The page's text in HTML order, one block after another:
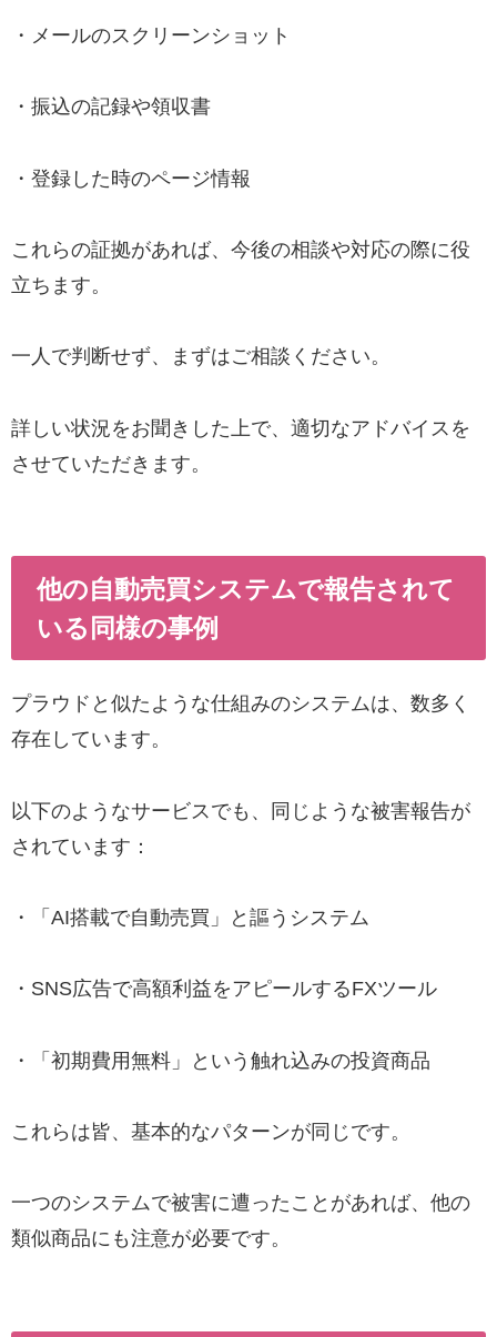
・メールのスクリーンショット
・振込の記録や領収書
・登録した時のページ情報
これらの証拠があれば、今後の相談や対応の際に役
立ちます。
一人で判断せず、まずはご相談ください。
詳しい状況をお聞きした上で、適切なアドバイスを
させていただきます。
他の自動売買システムで報告されて
いる同様の事例
プラウドと似たような仕組みのシステムは、数多く
存在しています。
以下のようなサービスでも、同じような被害報告が
されています：
・「AI搭載で自動売買」と謳うシステム
・SNS広告で高額利益をアピールするFXツール
・「初期費用無料」という触れ込みの投資商品
これらは皆、基本的なパターンが同じです。
一つのシステムで被害に遭ったことがあれば、他の
類似商品にも注意が必要です。